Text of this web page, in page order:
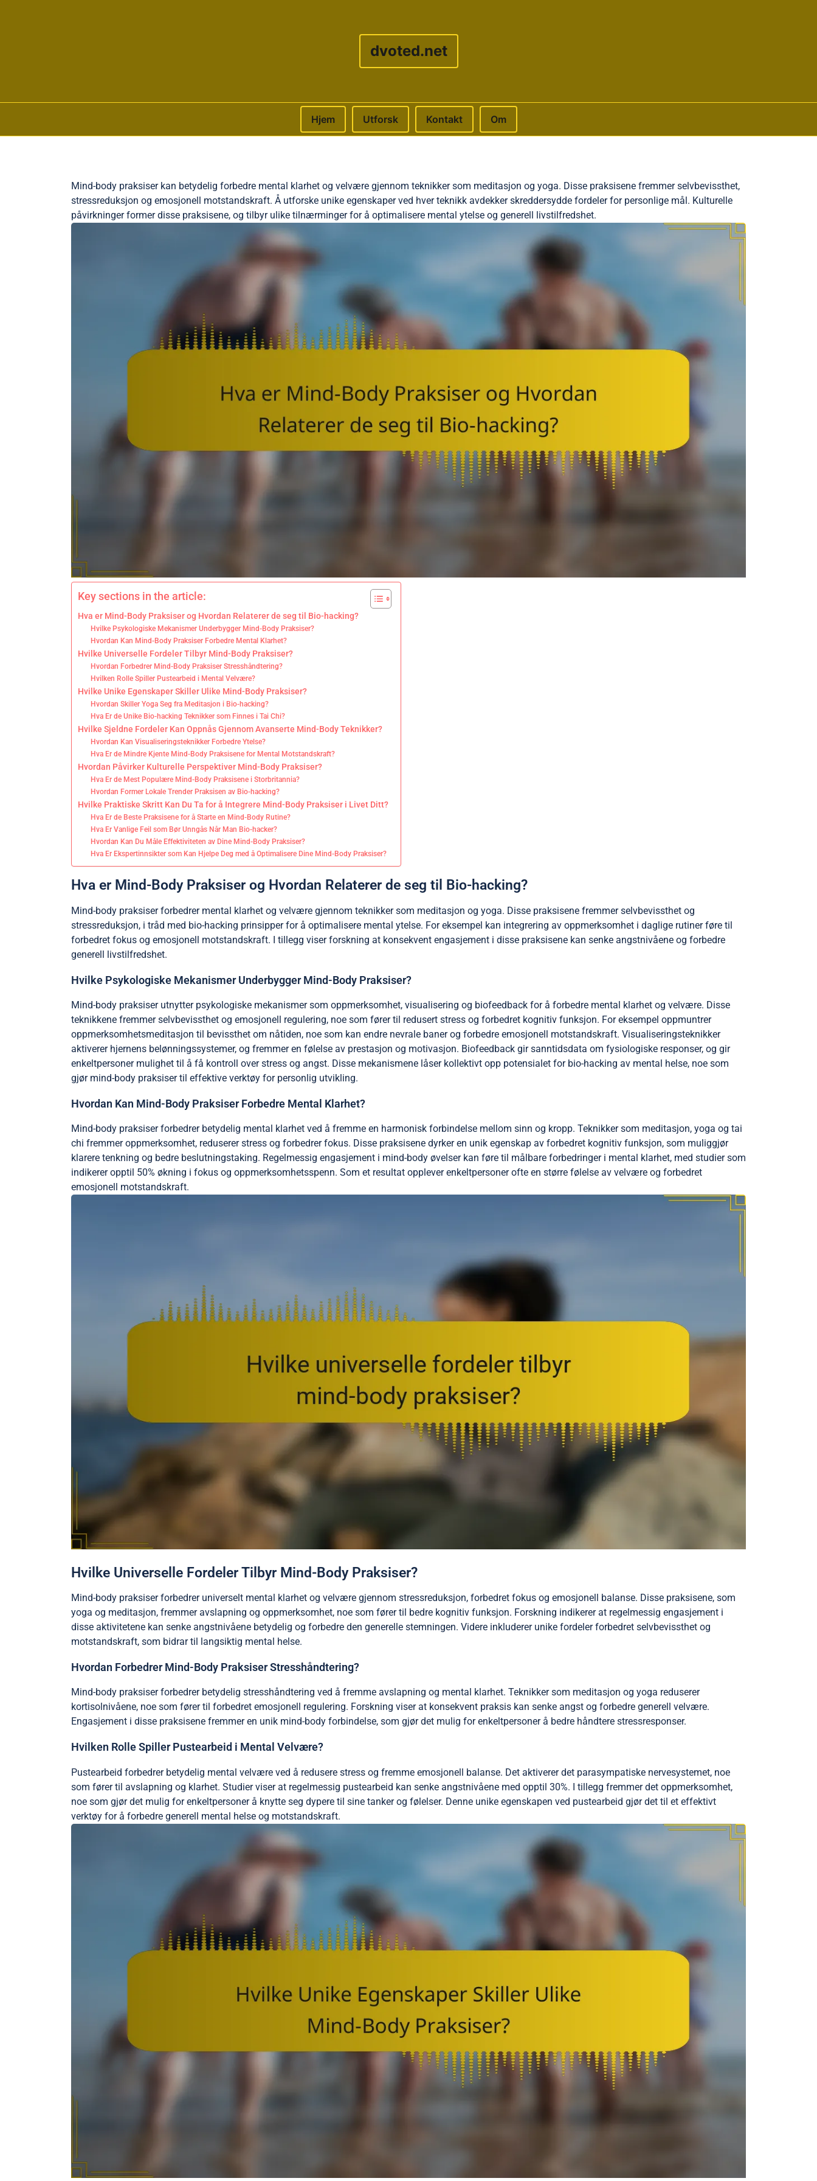
dvoted.net
Hjem Utforsk Kontakt
Om
Mind-body praksiser kan betydelig forbedre mental klarhet og velvære gjennom teknikker som meditasjon og yoga. Disse praksisene fremmer selvbevissthet,
stressreduksjon og emosjonell motstandskraft. Å utforske unike egenskaper ved hver teknikk avdekker skreddersydde fordeler for personlige mål. Kulturelle
påvirkninger former disse praksisene, og tilbyr ulike tilnærminger for å optimalisere mental ytelse og generell livstilfredshet.
Key sections in the article:
Hva er Mind-Body Praksiser og Hvordan Relaterer de seg til Bio-hacking?
Hvilke Psykologiske Mekanismer Underbygger Mind-Body Praksiser?
Hvordan Kan Mind-Body Praksiser Forbedre Mental Klarhet?
Hvilke Universelle Fordeler Tilbyr Mind-Body Praksiser?
Hvordan Forbedrer Mind-Body Praksiser Stresshåndtering?
Hvilken Rolle Spiller Pustearbeid i Mental Velvære?
Hvilke Unike Egenskaper Skiller Ulike Mind-Body Praksiser?
Hvordan Skiller Yoga Seg fra Meditasjon i Bio-hacking?
Hva Er de Unike Bio-hacking Teknikker som Finnes i Tai Chi?
Hvilke Sjeldne Fordeler Kan Oppnås Gjennom Avanserte Mind-Body Teknikker?
Hvordan Kan Visualiseringsteknikker Forbedre Ytelse?
Hva Er de Mindre Kjente Mind-Body Praksisene for Mental Motstandskraft?
Hvordan Påvirker Kulturelle Perspektiver Mind-Body Praksiser?
Hva Er de Mest Populære Mind-Body Praksisene i Storbritannia?
Hvordan Former Lokale Trender Praksisen av Bio-hacking?
Hvilke Praktiske Skritt Kan Du Ta for å Integrere Mind-Body Praksiser i Livet Ditt?
Hva Er de Beste Praksisene for å Starte en Mind-Body Rutine?
Hva Er Vanlige Feil som Bør Unngås Når Man Bio-hacker?
Hvordan Kan Du Måle Effektiviteten av Dine Mind-Body Praksiser?
Hva Er Ekspertinnsikter som Kan Hjelpe Deg med å Optimalisere Dine Mind-Body Praksiser?
Hva er Mind-Body Praksiser og Hvordan Relaterer de seg til Bio-hacking?
Mind-body praksiser forbedrer mental klarhet og velvære gjennom teknikker som meditasjon og yoga. Disse praksisene fremmer selvbevissthet og
stressreduksjon, i tråd med bio-hacking prinsipper for å optimalisere mental ytelse. For eksempel kan integrering av oppmerksomhet i daglige rutiner føre til
forbedret fokus og emosjonell motstandskraft. I tillegg viser forskning at konsekvent engasjement i disse praksisene kan senke angstnivåene og forbedre
generell livstilfredshet.
Hvilke Psykologiske Mekanismer Underbygger Mind-Body Praksiser?
Mind-body praksiser utnytter psykologiske mekanismer som oppmerksomhet, visualisering og biofeedback for å forbedre mental klarhet og velvære. Disse
teknikkene fremmer selvbevissthet og emosjonell regulering, noe som fører til redusert stress og forbedret kognitiv funksjon. For eksempel oppmuntrer
oppmerksomhetsmeditasjon til bevissthet om nåtiden, noe som kan endre nevrale baner og forbedre emosjonell motstandskraft. Visualiseringsteknikker
aktiverer hjernens belønningssystemer, og fremmer en følelse av prestasjon og motivasjon. Biofeedback gir sanntidsdata om fysiologiske responser, og gir
enkeltpersoner mulighet til å få kontroll over stress og angst. Disse mekanismene låser kollektivt opp potensialet for bio-hacking av mental helse, noe som
gjør mind-body praksiser til effektive verktøy for personlig utvikling.
Hvordan Kan Mind-Body Praksiser Forbedre Mental Klarhet?
Mind-body praksiser forbedrer betydelig mental klarhet ved å fremme en harmonisk forbindelse mellom sinn og kropp. Teknikker som meditasjon, yoga og tai
chi fremmer oppmerksomhet, reduserer stress og forbedrer fokus. Disse praksisene dyrker en unik egenskap av forbedret kognitiv funksjon, som muliggjør
klarere tenkning og bedre beslutningstaking. Regelmessig engasjement i mind-body øvelser kan føre til målbare forbedringer i mental klarhet, med studier som
indikerer opptil 50% økning i fokus og oppmerksomhetsspenn. Som et resultat opplever enkeltpersoner ofte en større følelse av velvære og forbedret
emosjonell motstandskraft.
Hvilke Universelle Fordeler Tilbyr Mind-Body Praksiser?
Mind-body praksiser forbedrer universelt mental klarhet og velvære gjennom stressreduksjon, forbedret fokus og emosjonell balanse. Disse praksisene, som
yoga og meditasjon, fremmer avslapning og oppmerksomhet, noe som fører til bedre kognitiv funksjon. Forskning indikerer at regelmessig engasjement i
disse aktivitetene kan senke angstnivåene betydelig og forbedre den generelle stemningen. Videre inkluderer unike fordeler forbedret selvbevissthet og
motstandskraft, som bidrar til langsiktig mental helse.
Hvordan Forbedrer Mind-Body Praksiser Stresshåndtering?
Mind-body praksiser forbedrer betydelig stresshåndtering ved å fremme avslapning og mental klarhet. Teknikker som meditasjon og yoga reduserer
kortisolnivåene, noe som fører til forbedret emosjonell regulering. Forskning viser at konsekvent praksis kan senke angst og forbedre generell velvære.
Engasjement i disse praksisene fremmer en unik mind-body forbindelse, som gjør det mulig for enkeltpersoner å bedre håndtere stressresponser.
Hvilken Rolle Spiller Pustearbeid i Mental Velvære?
Pustearbeid forbedrer betydelig mental velvære ved å redusere stress og fremme emosjonell balanse. Det aktiverer det parasympatiske nervesystemet, noe
som fører til avslapning og klarhet. Studier viser at regelmessig pustearbeid kan senke angstnivåene med opptil 30%. I tillegg fremmer det oppmerksomhet,
noe som gjør det mulig for enkeltpersoner å knytte seg dypere til sine tanker og følelser. Denne unike egenskapen ved pustearbeid gjør det til et effektivt
verktøy for å forbedre generell mental helse og motstandskraft.